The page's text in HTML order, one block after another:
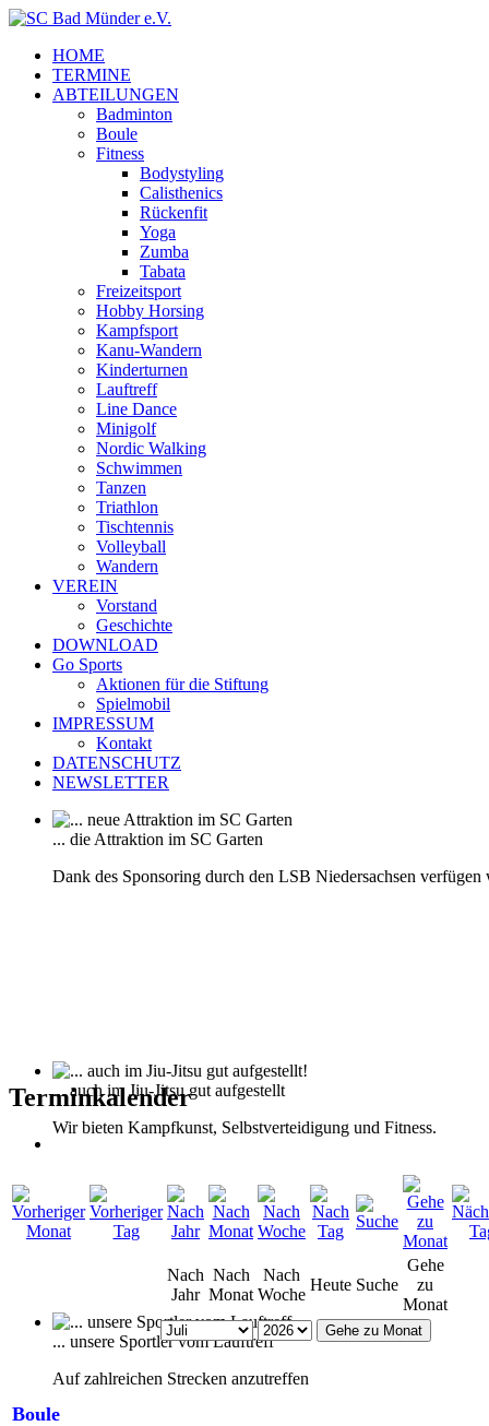
HOME
TERMINE
ABTEILUNGEN
Badminton
Boule
Fitness
Bodystyling
Calisthenics
Rückenfit
Yoga
Zumba
Tabata
Freizeitsport
Hobby Horsing
Kampfsport
Kanu-Wandern
Kinderturnen
Lauftreff
Line Dance
Minigolf
Nordic Walking
Schwimmen
Tanzen
Triathlon
Tischtennis
Volleyball
Wandern
VEREIN
Vorstand
Geschichte
DOWNLOAD
Go Sports
Aktionen für die Stiftung
Spielmobil
IMPRESSUM
Kontakt
DATENSCHUTZ
NEWSLETTER
... die Attraktion im SC Garten
Dank des Sponsoring durch den LSB Niedersachsen
... auch im Jiu-Jitsu gut aufgestellt
Wir bieten Kampfkunst, Selbstverteidigung und Fitness.
... unsere Sportler vom Lauftreff
Auf zahlreichen Strecken anzutreffen
Terminkalender
Nach
Jahr
Nach
Monat
Nach
Woche
Heute Suche
Gehe
zu
Monat
Gehe zu Monat
Boule